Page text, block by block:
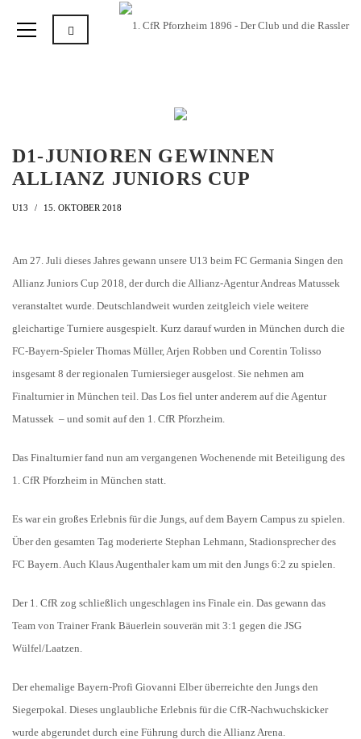
D1-JUNIOREN GEWINNEN
ALLIANZ JUNIORS CUP
U13 15. OKTOBER 2018
Am 27. Juli dieses Jahres gewann unsere U13 beim FC Germania Singen den
Allianz Juniors Cup 2018, der durch die Allianz-Agentur Andreas Matussek
veranstaltet wurde. Deutschlandweit wurden zeitgleich viele weitere
gleichartige Turniere ausgespielt. Kurz darauf wurden in München durch die
FC-Bayern-Spieler Thomas Müller, Arjen Robben und Corentin Tolisso
insgesamt 8 der regionalen Turniersieger ausgelost. Sie nehmen am
Finalturnier in München teil. Das Los fiel unter anderem auf die Agentur
Matussek – und somit auf den 1. CfR Pforzheim.
Das Finalturnier fand nun am vergangenen Wochenende mit Beteiligung des
1. CfR Pforzheim in München statt.
Es war ein großes Erlebnis für die Jungs, auf dem Bayern Campus zu spielen.
Über den gesamten Tag moderierte Stephan Lehmann, Stadionsprecher des
FC Bayern. Auch Klaus Augenthaler kam um mit den Jungs 6:2 zu spielen.
Der 1. CfR zog schließlich ungeschlagen ins Finale ein. Das gewann das
Team von Trainer Frank Bäuerlein souverän mit 3:1 gegen die JSG
Wülfel/Laatzen.
Der ehemalige Bayern-Profi Giovanni Elber überreichte den Jungs den
Siegerpokal. Dieses unglaubliche Erlebnis für die CfR-Nachwuchskicker
wurde abgerundet durch eine Führung durch die Allianz Arena.